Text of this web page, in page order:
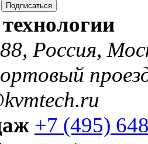
Подписаться
Россия,
+7 (495)